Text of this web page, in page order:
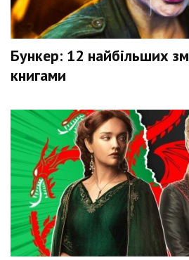
Бункер: 12 найбільших
книгами